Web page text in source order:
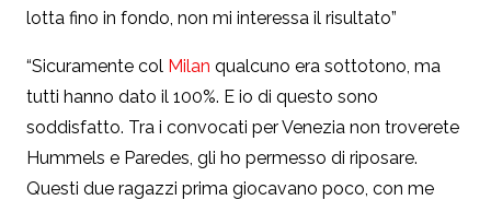
lotta fino in fondo, non mi interessa il risultato”
“Sicuramente col Milan qualcuno era sottotono, ma
tutti hanno dato il 100%. E io di questo sono
soddisfatto. Tra i convocati per Venezia non troverete
Hummels e Paredes, gli ho permesso di riposare.
Questi due ragazzi prima giocavano poco, con me